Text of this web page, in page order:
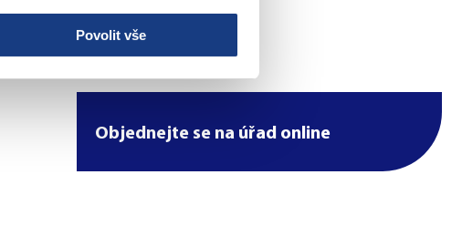
Povolit vše
Objednejte se na úřad online